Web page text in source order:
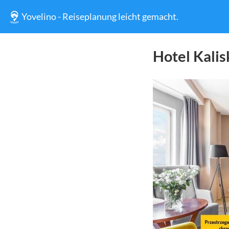
Yovelino - Reiseplanung leicht gemacht.
Hotel